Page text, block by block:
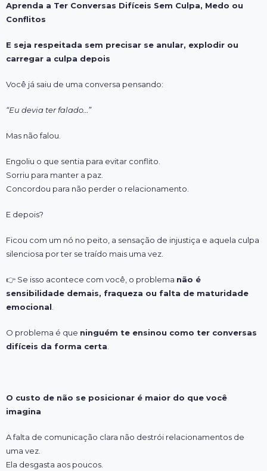
Aprenda a Ter Conversas Difíceis Sem Culpa, Medo ou
Conflitos
E seja respeitada sem precisar se anular, explodir ou
carregar a culpa depois
Você já saiu de uma conversa pensando:
“Eu devia ter falado…”
Mas não falou.
Engoliu o que sentia para evitar conflito.
Sorriu para manter a paz.
Concordou para não perder o relacionamento.
E depois?
Ficou com um nó no peito, a sensação de injustiça e aquela culpa
silenciosa por ter se traído mais uma vez.
👉 Se isso acontece com você, o problema não é
sensibilidade demais, fraqueza ou falta de maturidade
emocional.
O problema é que ninguém te ensinou como ter conversas
difíceis da forma certa.
O custo de não se posicionar é maior do que você
imagina
A falta de comunicação clara não destrói relacionamentos de
uma vez.
Ela desgasta aos poucos.